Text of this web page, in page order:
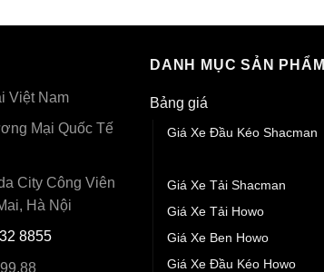
Việt Nam
Mại Quốc Tế
City Công Viên
Hà Nội
8855
DANH MỤC SẢN PHẨM
Bảng giá
Giá Xe Đầu Kéo Shacman
Giá Xe Tải Shacman
Giá Xe Tải Howo
Giá Xe Ben Howo
Giá Xe Đầu Kéo Howo